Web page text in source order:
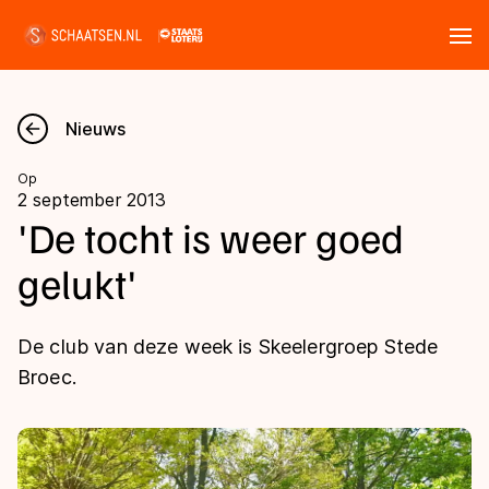
Nieuws
Kalender
Disciplines
Langebaan
Inlineskaten
Uitslagen
Shorttrack
Marathon
Tijden & historie
Ranglijsten Langebaan
Nieuws
Op
2 september 2013
'De tocht is weer goed
gelukt'
De club van deze week is Skeelergroep Stede
Broec.